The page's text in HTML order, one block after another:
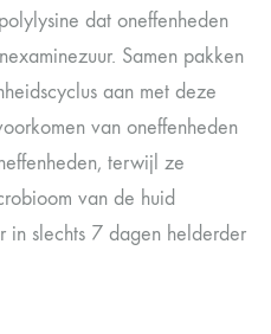
dat oneffenheden
Samen pakken
aan met deze
van oneffenheden
terwijl ze
van de huid
in slechts 7 dagen helderder